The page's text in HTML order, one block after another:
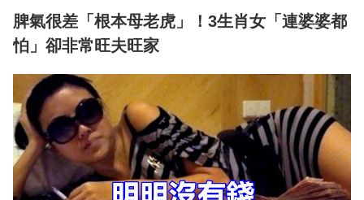
脾氣很差「根本母老虎」！3生肖女「連婆婆都
怕」卻非常旺夫旺家